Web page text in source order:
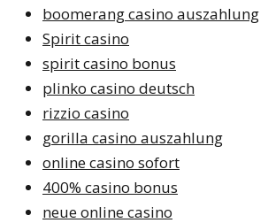
boomerang casino auszahlung
Spirit casino
spirit casino bonus
plinko casino deutsch
rizzio casino
gorilla casino auszahlung
online casino sofort
400% casino bonus
neue online casino